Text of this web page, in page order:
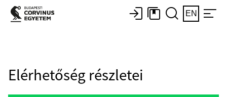
EN
Elérhetőség részletei